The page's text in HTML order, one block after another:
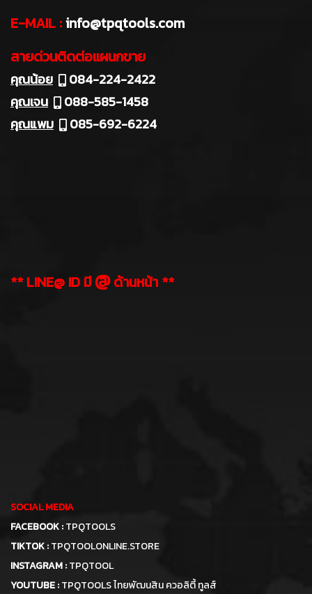
E-MAIL :info@tpqtools.com
สายด่วนติดต่อแผนกขาย
คุณน้อย
084-224-2422
คุณเจน
088-585-1458
คุณแพม
085-692-6224
** LINE@ ID มี @ด้านหน้า **
SOCIAL MEDIA
FACEBOOK :TPQTOOLS
TIKTOK :TPQTOOLONLINE.STORE
INSTAGRAM :TPQTOOL
YOUTUBE :TPQTOOLS ไทยพัฒนสิน ควอลิตี้ ทูลส์